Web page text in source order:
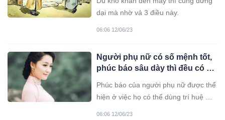
dại mà nhờ vả 3 điều này.
06:06 12/06/23
Người phụ nữ có số mệnh tốt,
phúc báo sâu dày thì đều có 4
Phúc báo của người phụ nữ được thể
hiện ở việc họ có thể dùng trí huệ mà
06:06 12/06/23